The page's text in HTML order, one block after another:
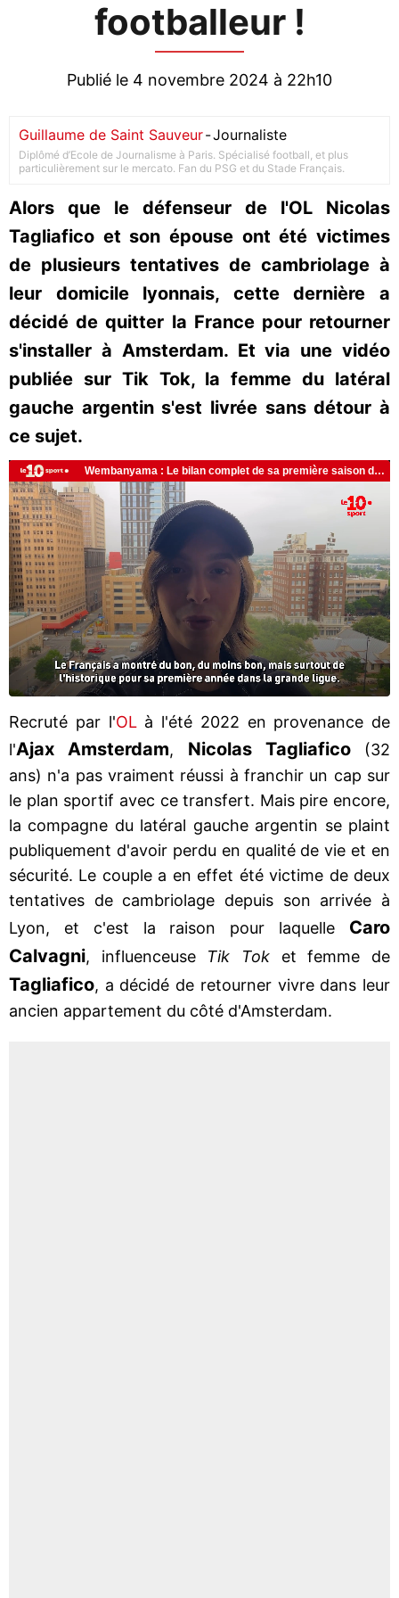
footballeur !
Publié le 4 novembre 2024 à 22h10
Guillaume de Saint Sauveur-Journaliste
Diplômé d’Ecole de Journalisme à Paris. Spécialisé football, et plus
particulièrement sur le mercato. Fan du PSG et du Stade Français.
Alors que le défenseur de l'OL Nicolas
Tagliafico et son épouse ont été victimes
de plusieurs tentatives de cambriolage à
leur domicile lyonnais, cette dernière a
décidé de quitter la France pour retourner
s'installer à Amsterdam. Et via une vidéo
publiée sur Tik Tok, la femme du latéral
gauche argentin s'est livrée sans détour à
ce sujet.
Recruté par l'OLà l'été 2022 en provenance de
l'Ajax Amsterdam, Nicolas Tagliafico(32
ans) n'a pas vraiment réussi à franchir un cap sur
le plan sportif avec ce transfert. Mais pire encore,
la compagne du latéral gauche argentin se plaint
publiquement d'avoir perdu en qualité de vie et en
sécurité. Le couple a en effet été victime de deux
tentatives de cambriolage depuis son arrivée à
Lyon, et c'est la raison pour laquelle Caro
Calvagni, influenceuse Tik Tok et femme de
Tagliafico, a décidé de retourner vivre dans leur
ancien appartement du côté d'Amsterdam.